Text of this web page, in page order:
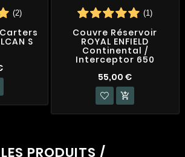
(2)
S
(1)
Couvre Réservoir
ROYAL ENFIELD
Continental /
Interceptor 650
55,00 €

PRODUITS /